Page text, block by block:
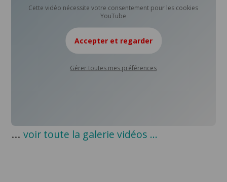
Cette vidéo nécessite votre consentement pour les cookies
YouTube
Accepter et regarder
Gérer toutes mes préférences
...voir toute la galerie vidéos ...